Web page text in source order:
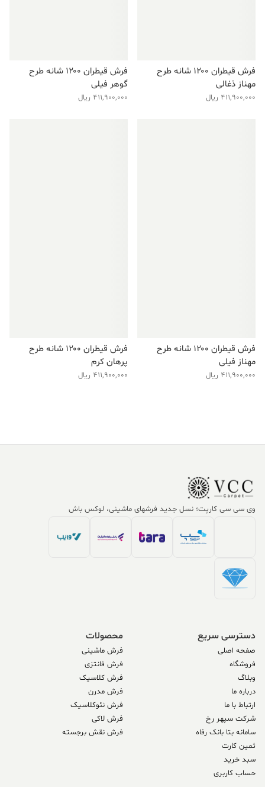
فرش قیطران ۱۲۰۰ شانه طرح
مهناز ذغالی
411,900,000 ریال
فرش قیطران ۱۲۰۰ شانه طرح
گوهر فیلی
411,900,000 ریال
فرش قیطران ۱۲۰۰ شانه طرح
مهناز فیلی
411,900,000 ریال
فرش قیطران ۱۲۰۰ شانه طرح
پرهان کرم
411,900,000 ریال
وی سی سی کارپت؛ نسل جدید فرشهای ماشینی، لوکس باش
دسترسی سریع
صفحه اصلی
فروشگاه
وبلاگ
درباره ما
ارتباط با ما
شرکت سپهر رخ
سامانه بتا بانک رفاه
ثمین کارت
سبد خرید
حساب کاربری
محصولات
فرش ماشینی
فرش فانتزی
فرش کلاسیک
فرش مدرن
فرش نئوکلاسیک
فرش لاکی
فرش نقش برجسته